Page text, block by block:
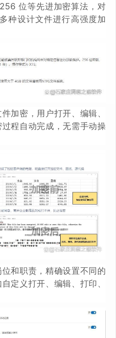
位等先进加密算法，对
种设计文件进行高强度加
加密，用户打开、编辑、
程自动完成，无需手动操
和职责，精确设置不同的
定义打开、编辑、打印、